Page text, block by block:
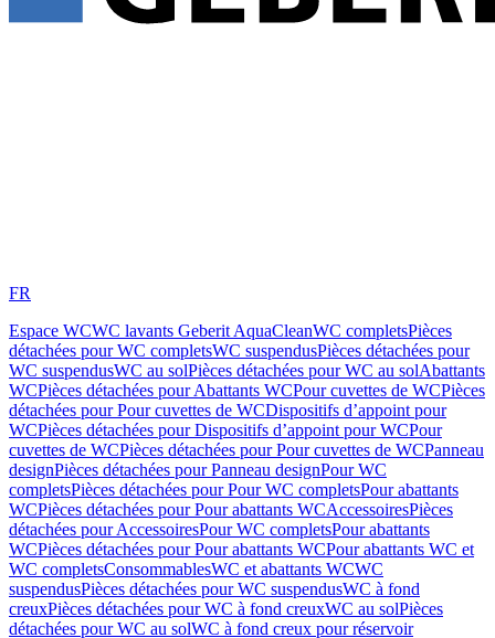
FR
Espace WCWC lavants Geberit AquaCleanWC completsPièces
détachées pour WC completsWC suspendusPièces détachées pour
WC suspendusWC au solPièces détachées pour WC au solAbattants
WCPièces détachées pour Abattants WCPour cuvettes de WCPièces
détachées pour Pour cuvettes de WCDispositifs d’appoint pour
WCPièces détachées pour Dispositifs d’appoint pour WCPour
cuvettes de WCPièces détachées pour Pour cuvettes de WCPanneau
designPièces détachées pour Panneau designPour WC
completsPièces détachées pour Pour WC completsPour abattants
WCPièces détachées pour Pour abattants WCAccessoiresPièces
détachées pour AccessoiresPour WC completsPour abattants
WCPièces détachées pour Pour abattants WCPour abattants WC et
WC completsConsommablesWC et abattants WCWC
suspendusPièces détachées pour WC suspendusWC à fond
creuxPièces détachées pour WC à fond creuxWC au solPièces
détachées pour WC au solWC à fond creux pour réservoir